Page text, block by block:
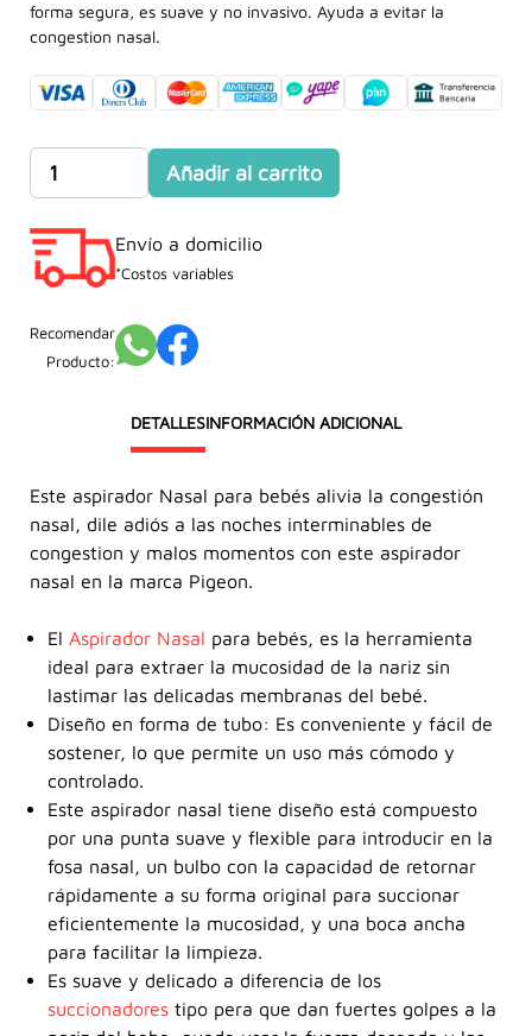
original
era:
S/69.90.
actual
es:
S/42.90.
forma segura, es suave y no invasivo. Ayuda a evitar la
congestion nasal.
Aspirador
Nasal
Bebés
cantidad
Añadir al carrito
Envío a domicilio
*Costos variables
Recomendar
Producto:
DETALLESINFORMACIÓN ADICIONAL
Este aspirador Nasal para bebés alivia la congestión
nasal, dile adiós a las noches interminables de
congestion y malos momentos con este aspirador
nasal en la marca Pigeon.
El Aspirador Nasal para bebés, es la herramienta
ideal para extraer la mucosidad de la nariz sin
lastimar las delicadas membranas del bebé.
Diseño en forma de tubo: Es conveniente y fácil de
sostener, lo que permite un uso más cómodo y
controlado.
Este aspirador nasal tiene diseño está compuesto
por una punta suave y flexible para introducir en la
fosa nasal, un bulbo con la capacidad de retornar
rápidamente a su forma original para succionar
eficientemente la mucosidad, y una boca ancha
para facilitar la limpieza.
Es suave y delicado a diferencia de los
succionadores tipo pera que dan fuertes golpes a la